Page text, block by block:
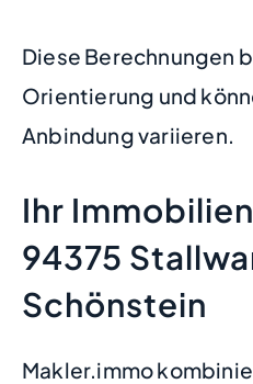
Diese Berechnungen
Orientierung und
Anbindung variieren.
Ihr
94375
Schönstein
Makler.immo